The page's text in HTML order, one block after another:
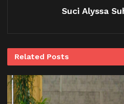
Suci Alyssa
Related Posts